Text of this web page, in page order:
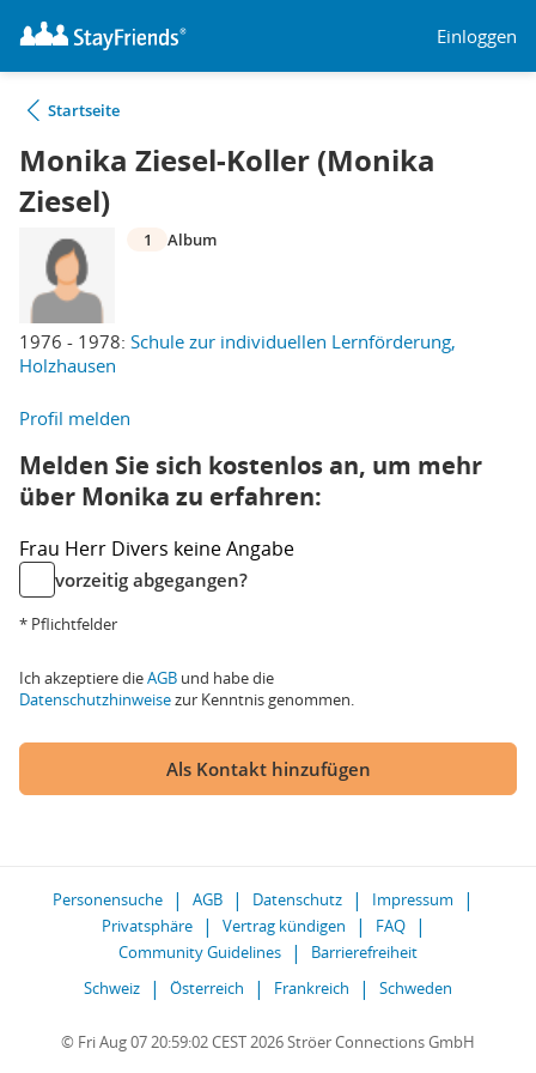
Einloggen
Startseite
Monika Ziesel-Koller (Monika
Ziesel)
1976 - 1978: Schule zur individuellen Lernförderung,
Holzhausen
1 Album
Profil melden
Melden Sie sich kostenlos an, um mehr
über Monika zu erfahren:
Frau Herr Divers keine Angabe
vorzeitig abgegangen?
* Pflichtfelder
Ich akzeptiere dieAGB und habe die
Datenschutzhinweisezur Kenntnis genommen.
Als Kontakt hinzufügen
Personensuche AGB Datenschutz
Impressum
Privatsphäre
Vertrag kündigen
FAQ
Community Guidelines
Barrierefreiheit
Schweiz
Österreich Frankreich Schweden
© Fri Aug 07 20:59:02 CEST 2026 Ströer Connections GmbH